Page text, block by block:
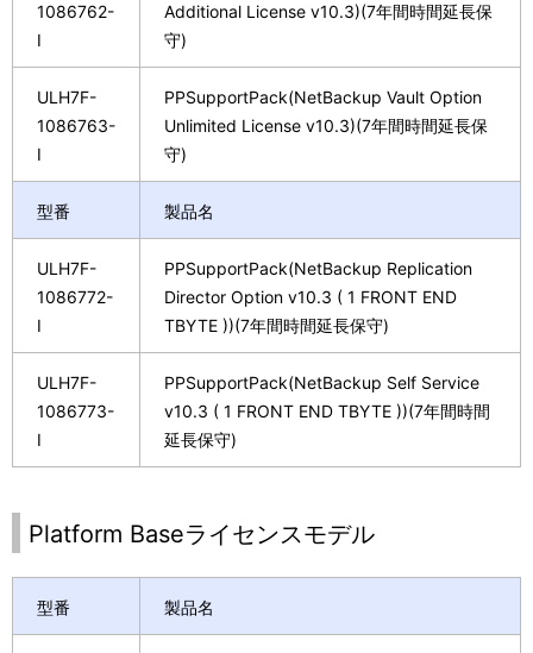
1086762-
I
Additional License v10.3)(7年間時間延長保
守)
ULH7F-
1086763-
I
PPSupportPack(NetBackup Vault Option
Unlimited License v10.3)(7年間時間延長保
守)
型番 製品名
ULH7F-
1086772-
I
PPSupportPack(NetBackup Replication
Director Option v10.3 ( 1 FRONT END
TBYTE ))(7年間時間延長保守)
ULH7F-
1086773-
I
PPSupportPack(NetBackup Self Service
v10.3 ( 1 FRONT END TBYTE ))(7年間時間
延長保守)
Platform Baseライセンスモデル
型番 製品名